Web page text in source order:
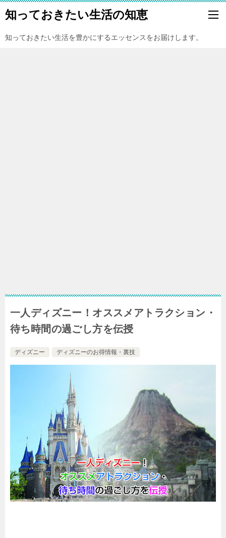
知っておきたい生活の知恵
知っておきたい生活を豊かにするエッセンスをお届けします。
一人ディズニー！オススメアトラクション・
待ち時間の過ごし方を伝授
ディズニー ディズニーのお得情報・裏技